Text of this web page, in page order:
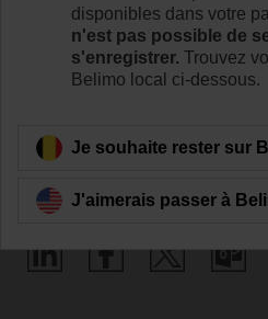
l'avenir
disponibles dans votre
n'est pas possible de
s'enregistrer. Trouvez
Belimo local ci-dessous.
Je souhaite rester sur
J'aimerais passer à